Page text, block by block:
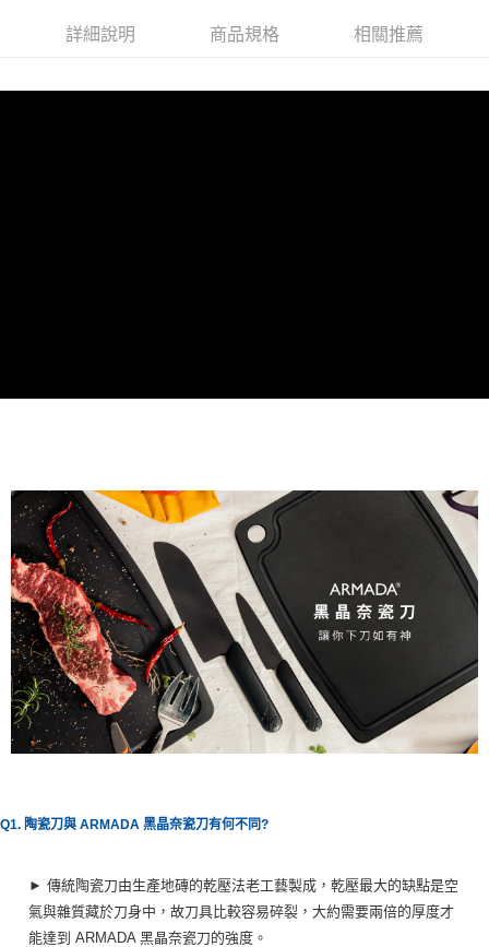
台灣樂天信用卡公司
相關說明
【注意事項】
１．透過由恩沛科技股份有限公司提供之「AFTEE先享後付」服務完成之交
易，需依本服務之必要範圍內提供個人資料，並將交易相關給付款項請求債
權轉讓予恩沛科技股份有限公司。
２．關於個人資料處理事宜，請瀏覽以下網址：
https://aftee.tw/terms/#terms3
３．未成年的使用者請事先徵得法定代理人或監護人之同意方可使用
「AFTEE先享後付」，若未經同意申辦者引起之損失，本公司不負相關責
任。
４．使用「AFTEE先享後付」時，將依據個別帳號之用戶狀況，依本公司即
時審查核予不同之上限額度；若仍有額度不足之情形，本公司將視審查結果
請求用戶進行身份認證。
５．嚴禁一人註冊多個帳號或使用他人資訊註冊。若發現惡意使用之情形，
詳細說明 商品規格 相關推薦
Q1. 陶瓷刀與 ARMADA 黑晶奈瓷刀有何不同?
► 傳統陶瓷刀由生產地磚的乾壓法老工藝製成，乾壓最大的缺點是空
氣與雜質藏於刀身中，故刀具比較容易碎裂，大約需要兩倍的厚度才
能達到 ARMADA 黑晶奈瓷刀的強度。